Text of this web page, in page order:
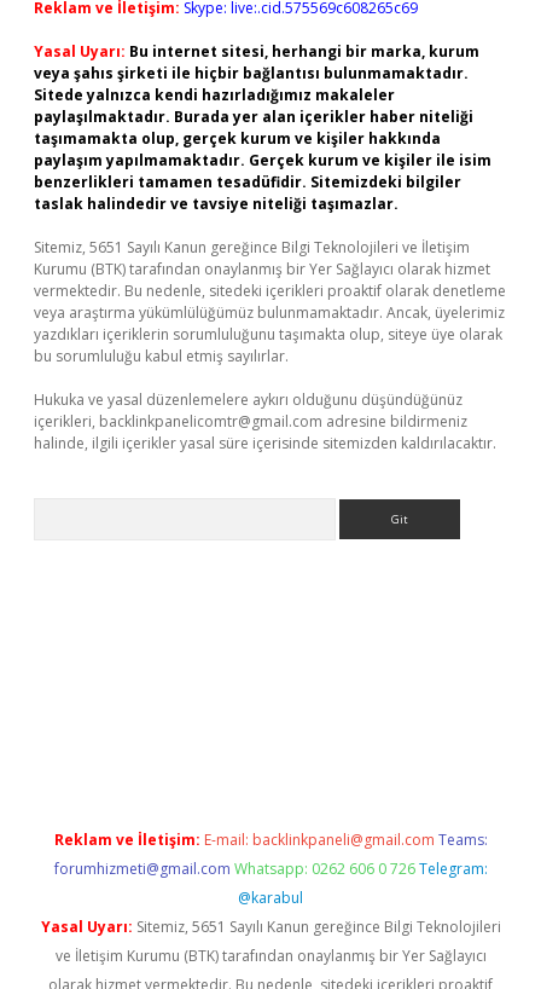
Reklam ve İletişim: Skype: live:.cid.575569c608265c69
Yasal Uyarı: Bu internet sitesi, herhangi bir marka, kurum
veya şahıs şirketi ile hiçbir bağlantısı bulunmamaktadır.
Sitede yalnızca kendi hazırladığımız makaleler
paylaşılmaktadır. Burada yer alan içerikler haber niteliği
taşımamakta olup, gerçek kurum ve kişiler hakkında
paylaşım yapılmamaktadır. Gerçek kurum ve kişiler ile isim
benzerlikleri tamamen tesadüfidir. Sitemizdeki bilgiler
taslak halindedir ve tavsiye niteliği taşımazlar.
Sitemiz, 5651 Sayılı Kanun gereğince Bilgi Teknolojileri ve İletişim
Kurumu (BTK) tarafından onaylanmış bir Yer Sağlayıcı olarak hizmet
vermektedir. Bu nedenle, sitedeki içerikleri proaktif olarak denetleme
veya araştırma yükümlülüğümüz bulunmamaktadır. Ancak, üyelerimiz
yazdıkları içeriklerin sorumluluğunu taşımakta olup, siteye üye olarak
bu sorumluluğu kabul etmiş sayılırlar.
Hukuka ve yasal düzenlemelere aykırı olduğunu düşündüğünüz
içerikleri, backlinkpanelicomtr@gmail.com adresine bildirmeniz
halinde, ilgili içerikler yasal süre içerisinde sitemizden kaldırılacaktır.
Reklam ve İletişim: E-mail: backlinkpaneli@gmail.com Teams:
forumhizmeti@gmail.com Whatsapp: 0262 606 0 726 Telegram:
@karabul
Yasal Uyarı: Sitemiz, 5651 Sayılı Kanun gereğince Bilgi Teknolojileri
ve İletişim Kurumu (BTK) tarafından onaylanmış bir Yer Sağlayıcı
olarak hizmet vermektedir. Bu nedenle, sitedeki içerikleri proaktif